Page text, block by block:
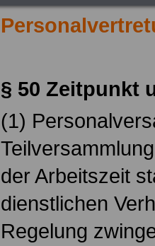
§ 50 Zeitpunkt
(1)
der Arbeitszeit
dienstlichen
Regelung